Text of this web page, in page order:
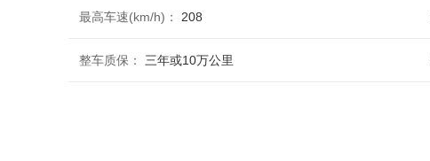
最高车速(km/h)： 208
整车质保： 三年或10万公里